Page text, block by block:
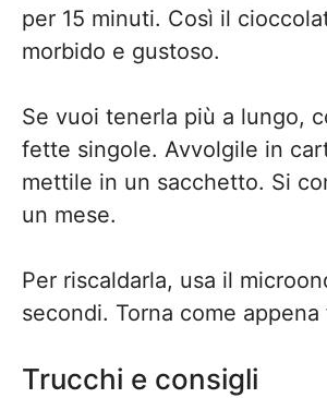
per 15 minuti. Così il
morbido e gustoso.
Se vuoi tenerla più a lungo,
fette singole. Avvolgile in
mettile in un sacchetto. Si
un mese.
Per riscaldarla, usa il
secondi. Torna come appena
Trucchi e consigli